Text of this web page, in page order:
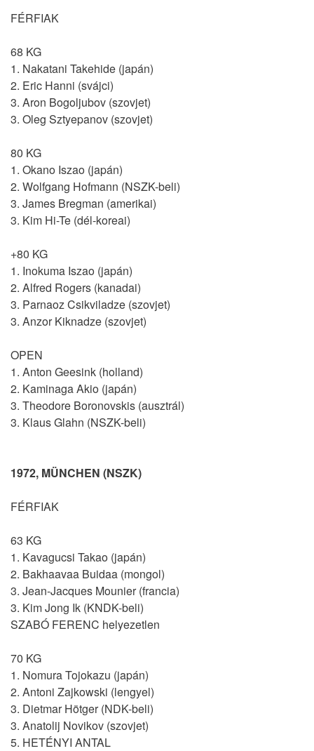
FÉRFIAK
68 KG
1. Nakatani Takehide (japán)
2. Eric Hanni (svájci)
3. Aron Bogoljubov (szovjet)
3. Oleg Sztyepanov (szovjet)
80 KG
1. Okano Iszao (japán)
2. Wolfgang Hofmann (NSZK-beli)
3. James Bregman (amerikai)
3. Kim Hi-Te (dél-koreai)
+80 KG
1. Inokuma Iszao (japán)
2. Alfred Rogers (kanadai)
3. Parnaoz Csikviladze (szovjet)
3. Anzor Kiknadze (szovjet)
OPEN
1. Anton Geesink (holland)
2. Kaminaga Akio (japán)
3. Theodore Boronovskis (ausztrál)
3. Klaus Glahn (NSZK-beli)
1972, MÜNCHEN (NSZK)
FÉRFIAK
63 KG
1. Kavagucsi Takao (japán)
2. Bakhaavaa Buidaa (mongol)
3. Jean-Jacques Mounier (francia)
3. Kim Jong Ik (KNDK-beli)
SZABÓ FERENC helyezetlen
70 KG
1. Nomura Tojokazu (japán)
2. Antoni Zajkowski (lengyel)
3. Dietmar Hötger (NDK-beli)
3. Anatolij Novikov (szovjet)
5. HETÉNYI ANTAL